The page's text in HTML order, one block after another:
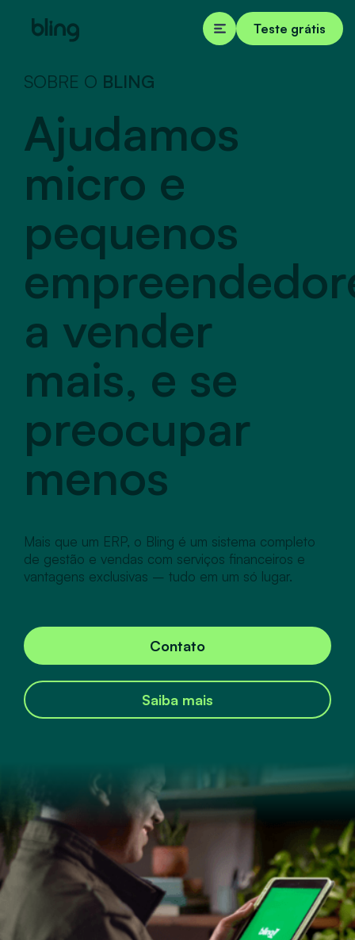
Teste grátis
SOBRE O BLING
Ajudamos
micro e
pequenos
a vender
mais, e se
preocupar
menos
Mais que um ERP, o Bling é um sistema completo
de gestão e vendas com serviços financeiros e
vantagens exclusivas – tudo em um só lugar.
Contato
Saiba mais